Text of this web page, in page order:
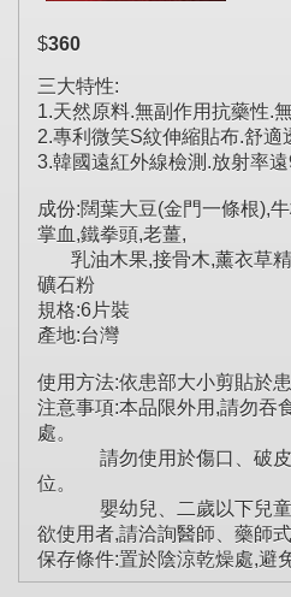
$360
三大特性:
1.天然原料.無副作用抗藥性.
2.專利微笑S紋伸縮貼布.舒適
3.韓國遠紅外線檢測.放射率
成份:闊葉大豆(金門一條根),
掌血,鐵拳頭,老薑,
乳油木果,接骨木,薰衣草精
礦石粉
規格:6片裝
產地:台灣
使用方法:依患部大小剪貼於
注意事項:本品限外用,請勿吞
處。
請勿使用於傷口、破皮
位。
嬰幼兒、二歲以下兒童
欲使用者,請洽詢醫師、藥師
保存條件:置於陰涼乾燥處,避